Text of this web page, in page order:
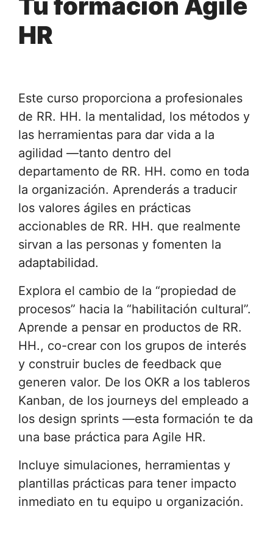
HR
Este curso proporciona a profesionales
de RR. HH. la mentalidad, los métodos y
las herramientas para dar vida a la
agilidad —tanto dentro del
departamento de RR. HH. como en toda
la organización. Aprenderás a traducir
los valores ágiles en prácticas
accionables de RR. HH. que realmente
sirvan a las personas y fomenten la
adaptabilidad.
Explora el cambio de la “propiedad de
procesos” hacia la “habilitación cultural”.
Aprende a pensar en productos de RR.
HH., co-crear con los grupos de interés
y construir bucles de feedback que
generen valor. De los OKR a los tableros
Kanban, de los journeys del empleado a
los design sprints —esta formación te da
una base práctica para Agile HR.
Incluye simulaciones, herramientas y
plantillas prácticas para tener impacto
inmediato en tu equipo u organización.